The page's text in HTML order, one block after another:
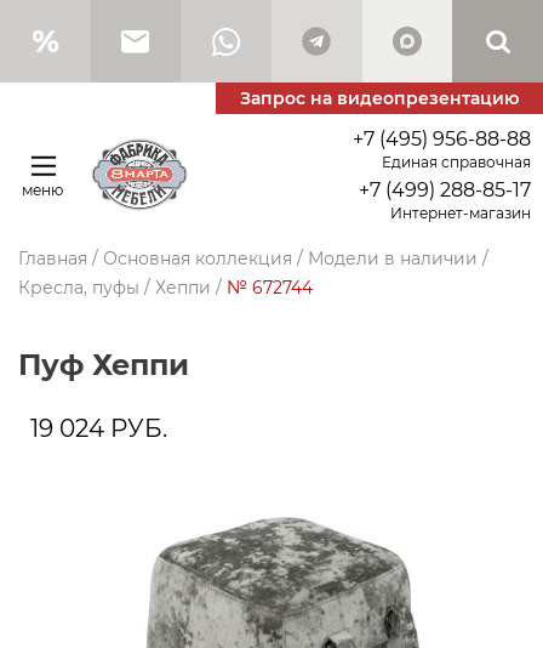
Запрос на видеопрезентацию
меню
+7 (495) 956-88-88
Единая справочная
+7 (499) 288-85-17
Интернет-магазин
Главная / Основная коллекция / Модели в наличии /
Кресла, пуфы / Хеппи / № 672744
Пуф Хеппи
19 024 РУБ.